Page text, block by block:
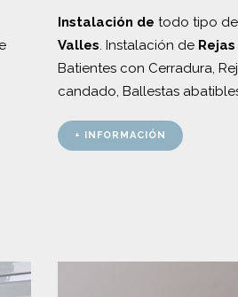
Instalación de todo tipo de
Valles. Instalación de
Batientes con Cerradura,
candado, Ballestas
+ INFORMACIÓN